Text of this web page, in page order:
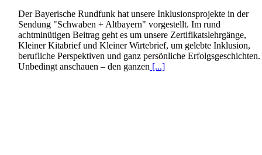
Der Bayerische Rundfunk hat unsere Inklusionsprojekte in der
Sendung "Schwaben + Altbayern" vorgestellt. Im rund
achtminütigen Beitrag geht es um unsere Zertifikatslehrgänge,
Kleiner Kitabrief und Kleiner Wirtebrief, um gelebte Inklusion,
berufliche Perspektiven und ganz persönliche Erfolgsgeschichten.
Unbedingt anschauen – den ganzen [...]